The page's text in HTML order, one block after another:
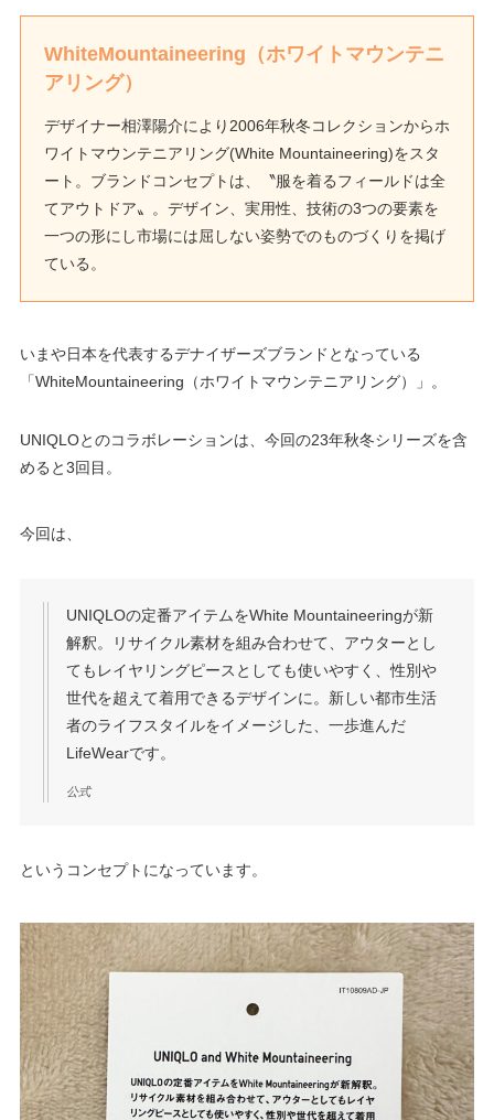
WhiteMountaineering（ホワイトマウンテニ
アリング）
デザイナー相澤陽介により2006年秋冬コレクションからホ
ワイトマウンテニアリング(White Mountaineering)をスタ
ート。ブランドコンセプトは、〝服を着るフィールドは全
てアウトドア〟。デザイン、実用性、技術の3つの要素を
一つの形にし市場には屈しない姿勢でのものづくりを掲げ
ている。
いまや日本を代表するデナイザーズブランドとなっている
「WhiteMountaineering（ホワイトマウンテニアリング）」。
UNIQLOとのコラボレーションは、今回の23年秋冬シリーズを含
めると3回目。
今回は、
UNIQLOの定番アイテムをWhite Mountaineeringが新
解釈。リサイクル素材を組み合わせて、アウターとし
てもレイヤリングピースとしても使いやすく、性別や
世代を超えて着用できるデザインに。新しい都市生活
者のライフスタイルをイメージした、一歩進んだ
LifeWearです。
公式
というコンセプトになっています。